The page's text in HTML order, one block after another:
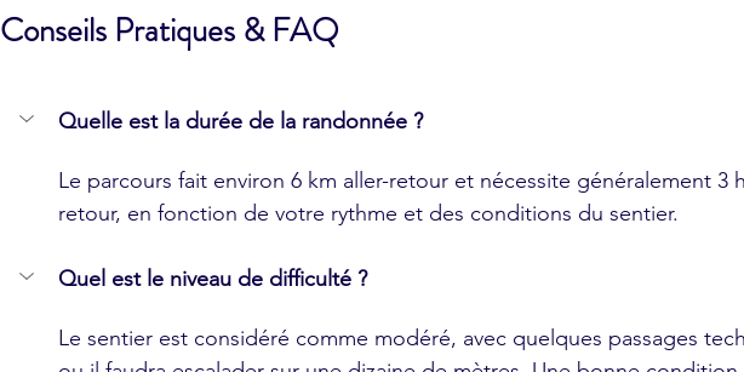
Conseils Pratiques & FAQ
Quelle est la durée de la randonnée ?
Le parcours fait environ 6 km aller-retour et nécessite généralement 3
retour, en fonction de votre rythme et des conditions du sentier.​
Quel est le niveau de difficulté ?
Le sentier est considéré comme modéré, avec quelques passages